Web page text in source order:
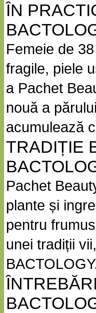
ÎN
Femeie de
fragile, piele
a Pachet
nouă a
acumulează
TRADIȚIE
Pachet
plante și
pentru
unei tradiții